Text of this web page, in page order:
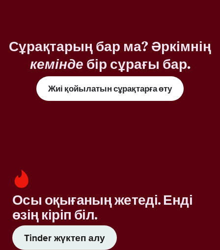
Сұрақтарың бар ма? Әркімнің
кемінде бір сұрағы бар.
Жиі қойылатын сұрақтарға өту
Осы оқығаның жетеді. Енді
өзің кіріп біл.
Tinder жүктеп алу